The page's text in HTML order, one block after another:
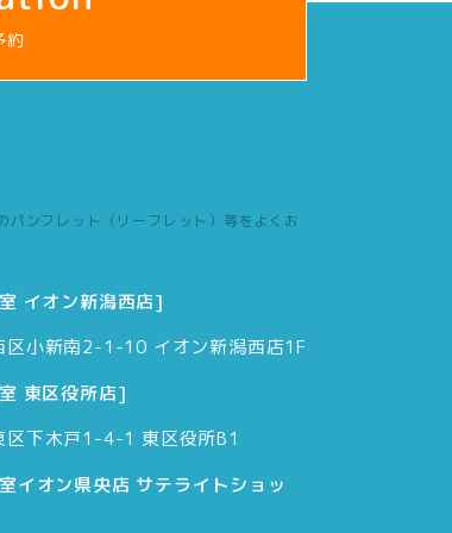
約
ンフレット（リーフレット）等をよくお
イオン新潟西店]
区小新南2-1-10 イオン新潟西店1F
東区役所店]
区下木戸1-4-1 東区役所B1
イオン県央店 サテライトショッ